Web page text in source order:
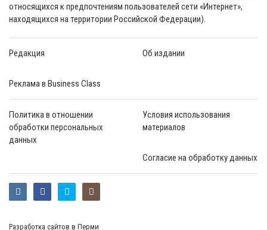
относящихся к предпочтениям пользователей сети «Интернет»,
находящихся на территории Российской Федерации).
Редакция Об издании
Реклама в Business Class
Политика в отношении
обработки персональных
данных
Условия использования
материалов
Согласие на обработку данных
Разработка сайтов в Перми